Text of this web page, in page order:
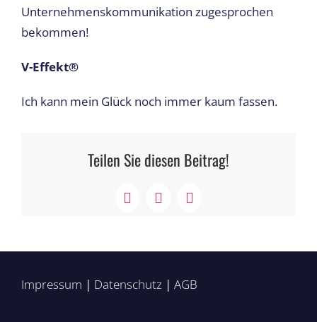
Unternehmenskommunikation zugesprochen
bekommen!
V-Effekt®
Ich kann mein Glück noch immer kaum fassen.
Teilen Sie diesen Beitrag!
Facebook
X LinkedIn
Impressum | Datenschutz | AGB